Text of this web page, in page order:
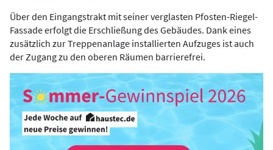
Über den Eingangstrakt mit seiner verglasten Pfosten-Riegel-
Fassade erfolgt die Erschließung des Gebäudes. Dank eines
zusätzlich zur Treppenanlage installierten Aufzuges ist auch
der Zugang zu den oberen Räumen barrierefrei.